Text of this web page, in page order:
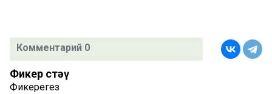
Комментарий 0
Фикер өстәү
Фикерегез